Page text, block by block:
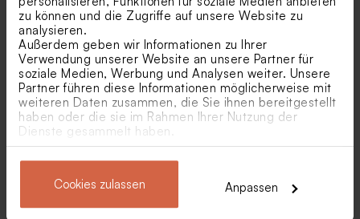
zu können und die Zugriffe auf unsere Website zu
analysieren.
Außerdem geben wir Informationen zu Ihrer
Verwendung unserer Website an unsere Partner für
soziale Medien, Werbung und Analysen weiter. Unsere
Partner führen diese Informationen möglicherweise mit
weiteren Daten zusammen, die Sie ihnen bereitgestellt
haben oder die sie im Rahmen Ihrer Nutzung der
Dienste gesammelt haben.
Cookies zulassen Anpassen
Gastgeschenk
Originelles Gastgeschenk
'Liebes-Flug' mit Holz-
Flieger | Tickets &
Destination